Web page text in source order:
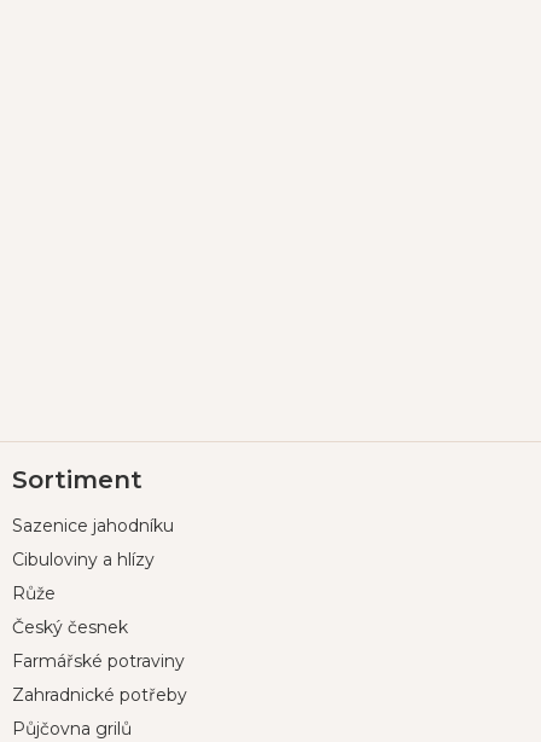
á
a
Sortiment
Sazenice jahodníku
Cibuloviny a hlízy
Růže
Český česnek
Farmářské potraviny
Zahradnické potřeby
Půjčovna grilů